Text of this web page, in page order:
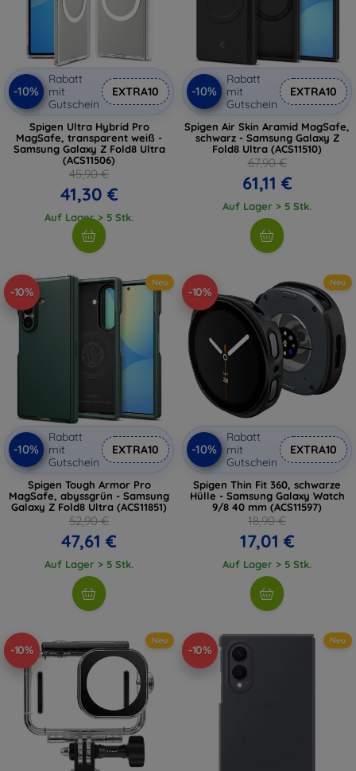
-10%
Rabatt
mit
Gutschein
EXTRA10
Spigen Ultra Hybrid Pro
MagSafe, transparent weiß -
Samsung Galaxy Z Fold8 Ultra
(ACS11506)
45,90 €
41,30 €
Auf Lager > 5 Stk.
-10%
Rabatt
mit
Gutschein
EXTRA10
Spigen Air Skin Aramid MagSafe,
schwarz - Samsung Galaxy Z
Fold8 Ultra (ACS11510)
67,90 €
61,11 €
Auf Lager > 5 Stk.
-10%
Neu
-10%
Rabatt
mit
Gutschein
EXTRA10
Spigen Tough Armor Pro
MagSafe, abyssgrün - Samsung
Galaxy Z Fold8 Ultra (ACS11851)
52,90 €
47,61 €
Auf Lager > 5 Stk.
-10%
Neu
-10%
Rabatt
mit
Gutschein
EXTRA10
Spigen Thin Fit 360, schwarze
Hülle - Samsung Galaxy Watch
9/8 40 mm (ACS11597)
18,90 €
17,01 €
Auf Lager > 5 Stk.
-10%
Neu
-10%
Neu